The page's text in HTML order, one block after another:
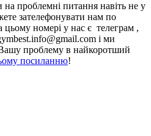
проблемні питання навіть не у
зателефонувати нам по
номері у нас є телеграм ,
і ми
проблему в найкоротший
посиланню!